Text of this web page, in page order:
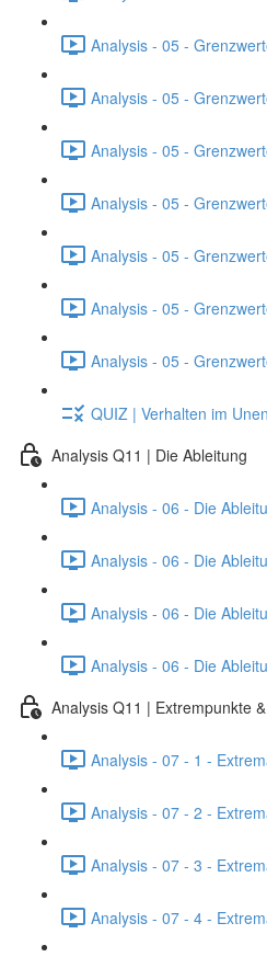
Analysis - 05 -
Analysis - 05 -
Analysis - 05 -
Analysis - 05 -
Analysis - 05 -
Analysis - 05 -
Analysis - 05 -
QUIZ | Verhalten im
Analysis Q11 | Die Ableitung
Analysis - 06 - Die
Analysis - 06 - Die
Analysis - 06 - Die
Analysis - 06 - Die
Analysis Q11 | Extrempunkte
Analysis - 07 - 1 -
Analysis - 07 - 2 -
Analysis - 07 - 3 -
Analysis - 07 - 4 -